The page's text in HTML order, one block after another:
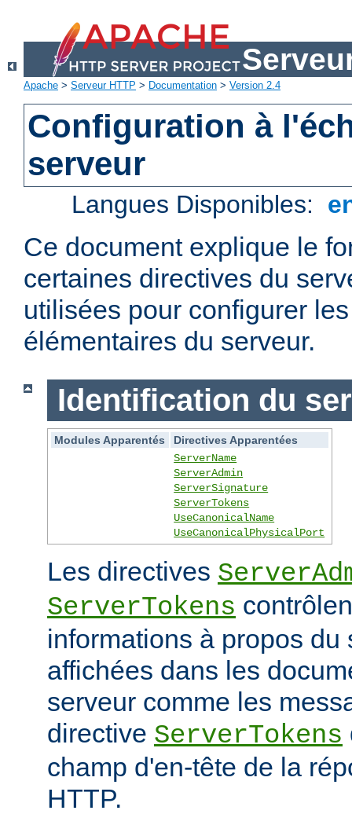
Apache > Serveur HTTP > Documentation > Version 2.4
Configuration à
serveur
Langues Disponibles:
Ce document explique le
certaines directives du
utilisées pour configurer
élémentaires du serveur.
Identification du
Modules Apparentés
Directives Apparentées
ServerName
ServerAdmin
ServerSignature
ServerTokens
UseCanonicalName
UseCanonicalPhysicalPort
Les directives
ServerTokens
informations à propos du
affichées dans les
serveur comme les
directive ServerTokens
champ d'en-tête de la
HTTP.